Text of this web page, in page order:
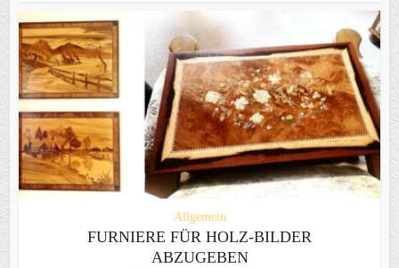
Allgemein
FURNIERE FÜR HOLZ-BILDER
ABZUGEBEN